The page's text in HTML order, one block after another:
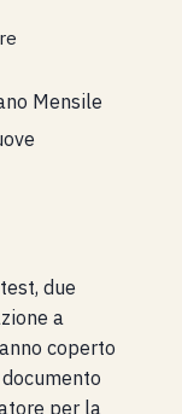
Mensile
due
a
coperto
per la